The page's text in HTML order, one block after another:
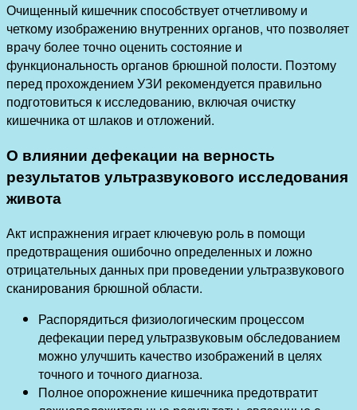
Очищенный кишечник способствует отчетливому и
четкому изображению внутренних органов, что позволяет
врачу более точно оценить состояние и
функциональность органов брюшной полости. Поэтому
перед прохождением УЗИ рекомендуется правильно
подготовиться к исследованию, включая очистку
кишечника от шлаков и отложений.
О влиянии дефекации на верность
результатов ультразвукового исследования
живота
Акт испражнения играет ключевую роль в помощи
предотвращения ошибочно определенных и ложно
отрицательных данных при проведении ультразвукового
сканирования брюшной области.
Распорядиться физиологическим процессом
дефекации перед ультразвуковым обследованием
можно улучшить качество изображений в целях
точного и точного диагноза.
Полное опорожнение кишечника предотвратит